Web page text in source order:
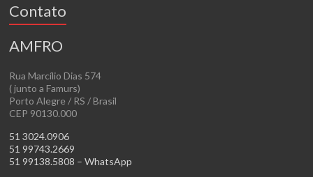
Contato
AMFRO
Rua Marcílio Dias 574
( junto a Famurs)
Porto Alegre / RS / Brasil
CEP 90130.000
51 3024.0906
51 99743.2669
51 99138.5808 – WhatsApp